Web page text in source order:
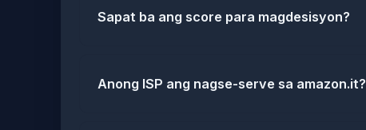
Sapat ba ang score para magdesisyon?
Anong ISP ang nagse-serve sa amazon.it?